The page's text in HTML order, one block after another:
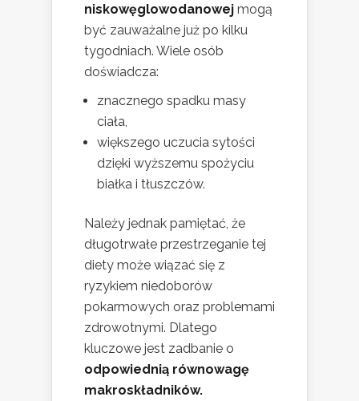
niskowęglowodanowej mogą
być zauważalne już po kilku
tygodniach. Wiele osób
doświadcza:
znacznego spadku masy
ciała,
większego uczucia sytości
dzięki wyższemu spożyciu
białka i tłuszczów.
Należy jednak pamiętać, że
długotrwałe przestrzeganie tej
diety może wiązać się z
ryzykiem niedoborów
pokarmowych oraz problemami
zdrowotnymi. Dlatego
kluczowe jest zadbanie o
odpowiednią równowagę
makroskładników.